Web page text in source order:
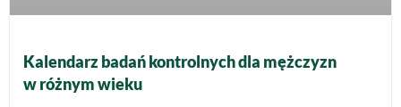
Kalendarz badań kontrolnych dla mężczyzn
w różnym wieku